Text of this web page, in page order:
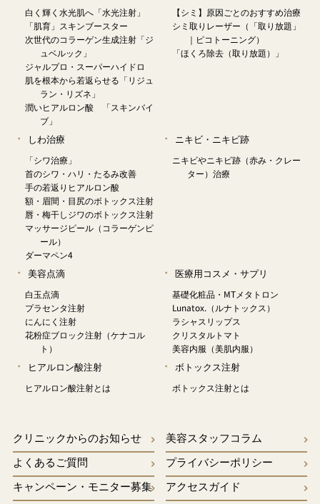
白く輝く水光肌へ「水光注射」
「肌育」スキンブースター
次世代のコラーゲン生成注射「ジ
ュベルック」
ジャルプロ・スーパーハイドロ
肌を根本から若返らせる「リジュ
ラン・リズネ」
潤いヒアルロン酸 「スキンバイ
ブ」
【シミ】原因ごとのおすすめ治療
シミ取りレーザー（「取り放題」
｜ピコトーニング）
「ほくろ除去（取り放題）」
しわ治療
「シワ治療」
首のシワ・ハリ・たるみ改善
手の若返りヒアルロン酸
額・眉間・目尻のボトックス注射
唇・梅干しジワのボトックス注射
マッサージピール（コラーゲンピ
ール）
ダーマペン4
ニキビ・ニキビ跡
ニキビやニキビ跡（赤み・クレー
ター）治療
美容点滴
白玉点滴
プラセンタ注射
にんにく注射
花粉症ブロック注射（ケナコル
ト）
医療用コスメ・サプリ
基礎化粧品・MTメタトロン
Lunatox.（ルナトックス）
ラシャスリップス
クリスタルトマト
美容内服（美肌内服）
ヒアルロン酸注射
ヒアルロン酸注射とは
ボトックス注射
ボトックス注射とは
クリニックからのお知らせ
美容スタッフコラム
よくあるご質問
プライバシーポリシー
キャンペーン・モニター募集
アクセスガイド